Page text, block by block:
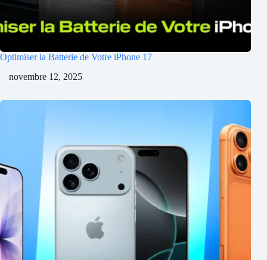
Optimiser la Batterie de Votre iPhone 17
novembre 12, 2025